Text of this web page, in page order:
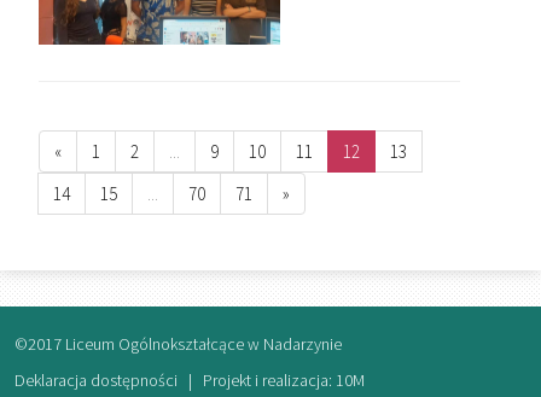
« 1 2 ... 9 10 11 12
13
14
15 ... 70 71 »
©2017 Liceum Ogólnokształcące w Nadarzynie
Deklaracja dostępności | Projekt i realizacja: 10M